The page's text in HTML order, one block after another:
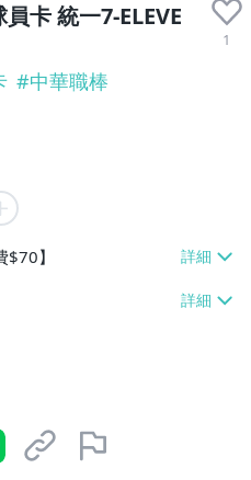
卡 統一7-ELEVE
1
#中華職棒
】